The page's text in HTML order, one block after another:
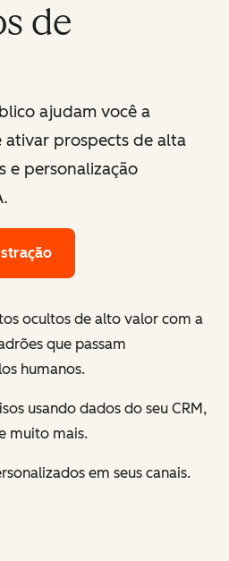
de
ajudam você a
ativar prospects de alta
e personalização
ocultos de alto valor com a
que passam
humanos.
usando dados do seu CRM,
muito mais.
em seus canais.